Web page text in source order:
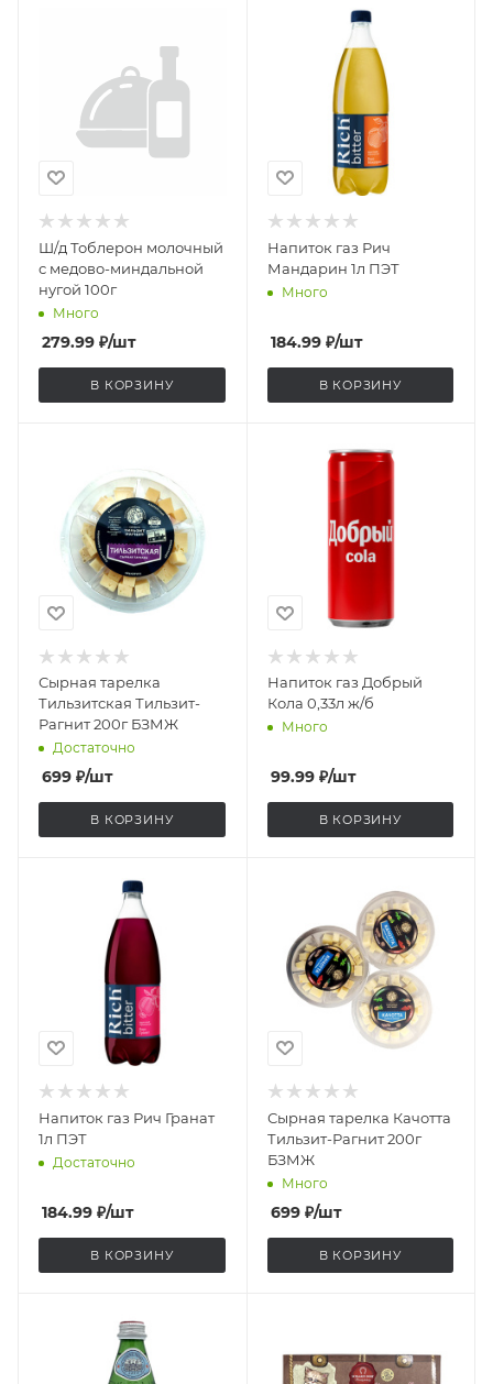
Ш/д Тоблерон молочный
с медово-миндальной
нугой 100г
Много
279.99 ₽/шт
В КОРЗИНУ
Напиток газ Рич
Мандарин 1л ПЭТ
Много
184.99₽/шт
В КОРЗИНУ
Сырная тарелка
Тильзитская Тильзит-
Рагнит 200г БЗМЖ
Достаточно
699 ₽/шт
В КОРЗИНУ
Напиток газ Добрый
Кола 0,33л ж/б
Много
99.99₽/шт
В КОРЗИНУ
Напиток газ Рич Гранат
1л ПЭТ
Достаточно
184.99 ₽/шт
В КОРЗИНУ
Сырная тарелка Качотта
Тильзит-Рагнит 200г
БЗМЖ
Много
699₽/шт
В КОРЗИНУ